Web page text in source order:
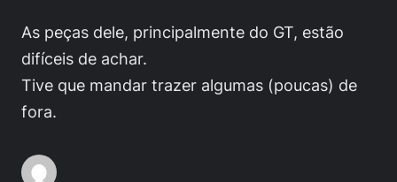
As peças dele, principalmente do GT, estão
difíceis de achar.
Tive que mandar trazer algumas (poucas) de
fora.